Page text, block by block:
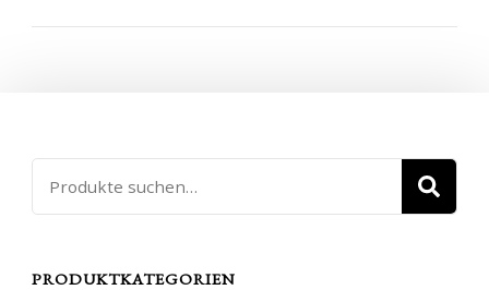
Suche
nach:
PRODUKTKATEGORIEN